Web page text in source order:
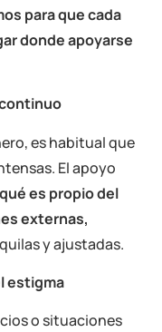
para que cada
donde apoyarse
es habitual que
El apoyo
qué es propio del
externas,
y ajustadas.
estigma
o situaciones